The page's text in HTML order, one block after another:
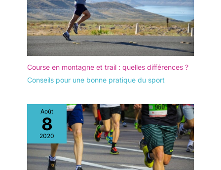
Course en montagne et trail : quelles différences ?
Conseils pour une bonne pratique du sport
Août
8
2020